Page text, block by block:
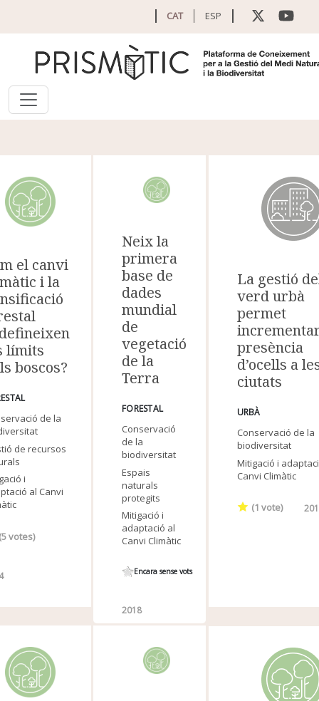
CAT ESP
el canvi
i la
límits
boscos?
de la
de recursos
i
al Canvi
5votes)
Neix la
primera
base de
dades
mundial
de
vegetació
de la
Terra
FORESTAL
Conservació
de la
biodiversitat
Espais
naturals
protegits
Mitigació i
adaptació al
Canvi Climàtic
Encara sense vots
2018
La gestió
verd urbà
permet
presència
d’ocells a
ciutats
URBÀ
Conservació de la
biodiversitat
Mitigació i
Canvi Climàtic
(1 vote)